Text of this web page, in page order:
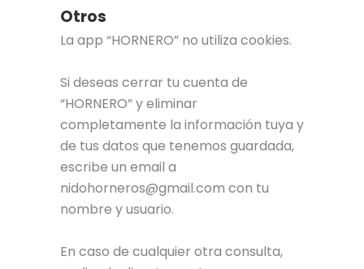
Otros
La app “HORNERO” no utiliza cookies.
Si deseas cerrar tu cuenta de
“HORNERO” y eliminar
completamente la información tuya y
de tus datos que tenemos guardada,
escribe un email a
nidohorneros@gmail.com con tu
nombre y usuario.
En caso de cualquier otra consulta,